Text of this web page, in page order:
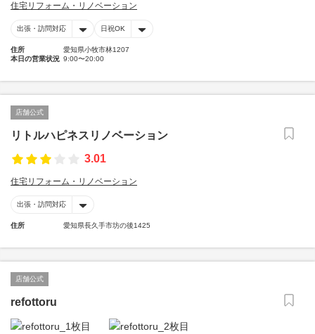
住宅リフォーム・リノベーション
出張・訪問対応 日祝OK
住所
愛知県小牧市林1207
本日の営業状況 9:00〜20:00
店舗公式
リトルハピネスリノベーション
3.01
住宅リフォーム・リノベーション
出張・訪問対応
住所 愛知県長久手市坊の後1425
店舗公式
refottoru